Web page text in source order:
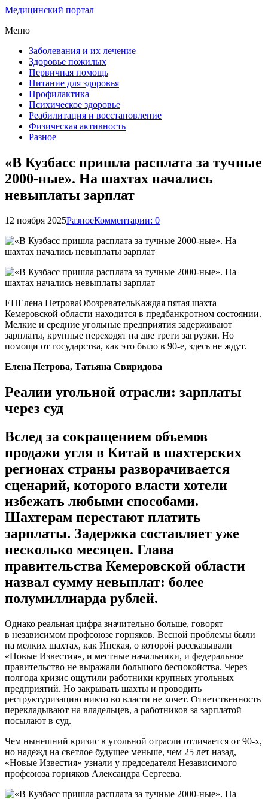
Медицинский портал
Меню
Заболевания и их лечение
Здоровье пожилых
Первичная помощь
Питание для здоровья
Профилактика
Психическое здоровье
Реабилитация и восстановление
Физическая активность
Разное
«В Кузбасс пришла расплата за тучные
2000-ные». На шахтах начались
невыплаты зарплат
12 ноября 2025РазноеКомментарии: 0
ЕПЕлена ПетроваОбозревательКаждая пятая шахта
Кемеровской области находится в предбанкротном состоянии.
Мелкие и средние угольные предприятия задерживают
зарплаты, крупные переходят на две трети загрузки. Но
помощи от государства, как это было в 90-е, здесь не ждут.
Елена Петрова, Татьяна Свиридова
Реалии угольной отрасли: зарплаты
через суд
Вслед за сокращением объемов
продажи угля в Китай в шахтерских
регионах страны разворачивается
сценарий, которого власти хотели
избежать любыми способами.
Шахтерам перестают платить
зарплаты. Задержка составляет уже
несколько месяцев. Глава
правительства Кемеровской области
назвал сумму невыплат: более
полумиллиарда рублей.
Однако реальная цифра значительно больше, говорят
в независимом профсоюзе горняков. Весной проблемы были
на мелких шахтах, как Инская, о которой рассказывали
«Новые Известия», и местные начальники, и федеральное
правительство не выражали большого беспокойства. Через
полгода кризис ощутили работники крупных угольных
предприятий. Но закрывать шахты и проводить
реструктуризацию никто во власти не хочет. Ответственность
перекладывают на владельцев, а работников за зарплатой
посылают в суд.
Чем нынешний кризис в угольной отрасли отличается от 90-х,
но надежд на светлое будущее меньше, чем 25 лет назад,
«Новые Известия» узнали у председателя Независимого
профсоюза горняков Александра Сергеева.